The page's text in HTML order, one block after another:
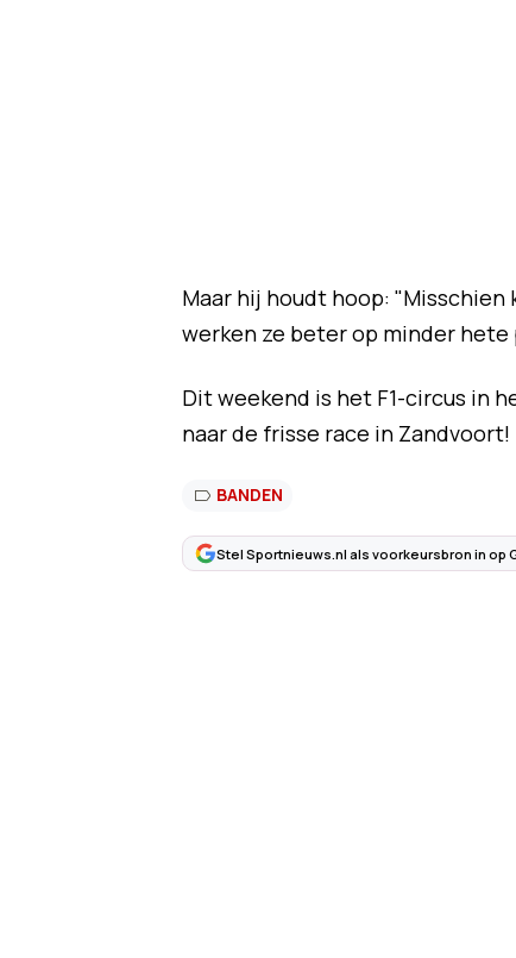
Maar hij houdt hoop:
werken ze beter op minder hete
Dit weekend is het F1-circus in
naar de frisse race in Zandvoort!
BANDEN
Stel Sportnieuws.nl als voorkeursbron in op